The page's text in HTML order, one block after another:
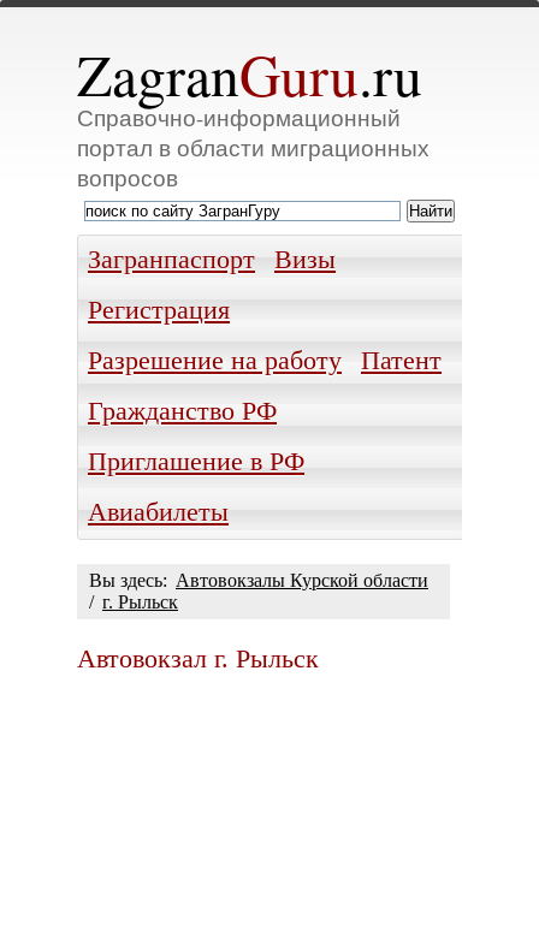
ZagranGuru.ru
Справочно-информационный
портал в области миграционных
вопросов
Загранпаспорт
Визы
Регистрация
Разрешение на работу
Патент
Гражданство РФ
Приглашение в РФ
Авиабилеты
Вы здесь: Автовокзалы Курской области
/ г. Рыльск
Автовокзал г. Рыльск